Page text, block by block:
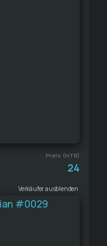
Preis (HTR)
24
Verkäufer ausblenden